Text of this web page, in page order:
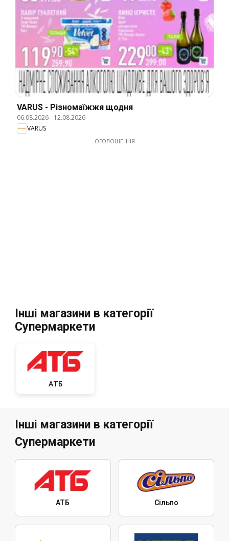
VARUS - Різномаїжжя щодня
06.08.2026- 12.08.2026
VARUS
ОГОЛОШЕННЯ
Інші магазини в категорії
Супермаркети
АТБ
Інші магазини в категорії
Супермаркети
АТБ Сільпо